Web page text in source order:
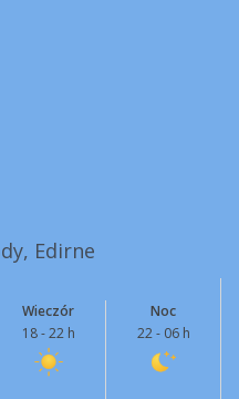
Edirne
Wieczór
18 - 22 h
Noc
22 - 06 h